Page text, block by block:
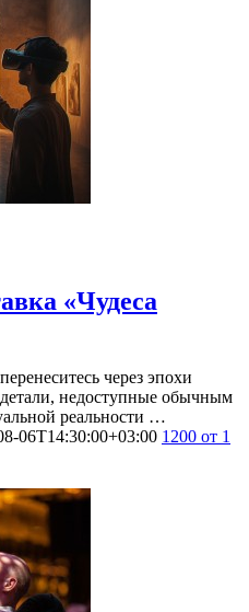
«Чудеса
через эпохи
недоступные обычным
реальности …
06T14:30:00+03:00 1200 от 1